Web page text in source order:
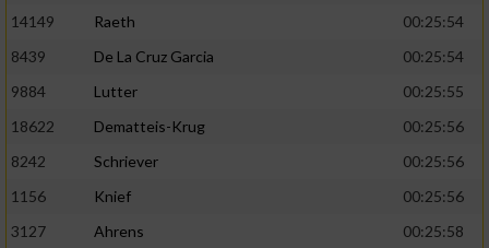
14149
Raeth
00:25:54
8439
De La Cruz Garcia
00:25:54
9884
Lutter
00:25:55
18622
Dematteis-Krug
00:25:56
8242
Schriever
00:25:56
1156
Knief
00:25:56
3127
Ahrens
00:25:58
Analyse von Zielgruppen durch Statistiken
verschiedenen Quellen
Entwicklung und Verbesserung der Angebote